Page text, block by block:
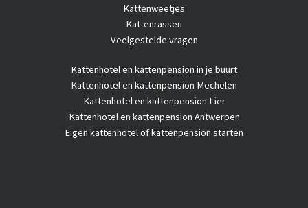
Kattenweetjes
Kattenrassen
Veelgestelde vragen
Kattenhotelen kattenpension in je buurt
Kattenhotel en kattenpension Mechelen
Kattenhotel en kattenpension Lier
Kattenhotel en kattenpension Antwerpen
Eigen kattenhotel of kattenpension starten